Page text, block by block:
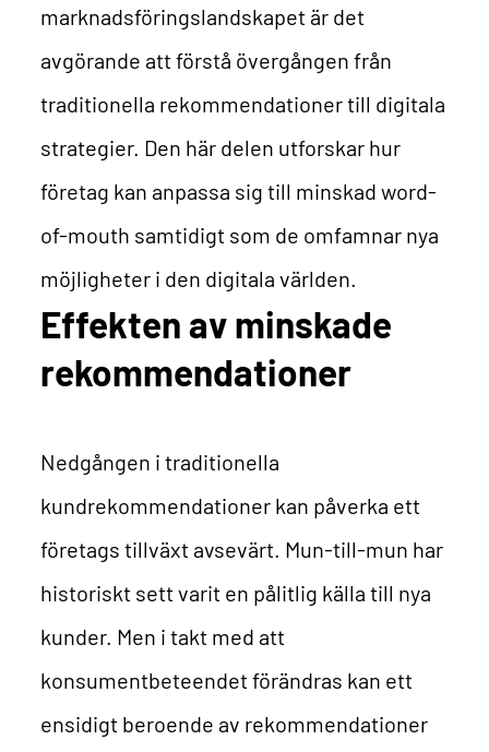
marknadsföringslandskapet är det
avgörande att förstå övergången från
traditionella rekommendationer till digitala
strategier. Den här delen utforskar hur
företag kan anpassa sig till minskad word-
of-mouth samtidigt som de omfamnar nya
möjligheter i den digitala världen.
Effekten av minskade
rekommendationer
Nedgången i traditionella
kundrekommendationer kan påverka ett
företags tillväxt avsevärt. Mun-till-mun har
historiskt sett varit en pålitlig källa till nya
kunder. Men i takt med att
konsumentbeteendet förändras kan ett
ensidigt beroende av rekommendationer